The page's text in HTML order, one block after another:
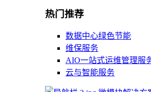
热门推荐
数据中心绿色节能
维保服务
AIO一站式运维管理服
云与智能服务